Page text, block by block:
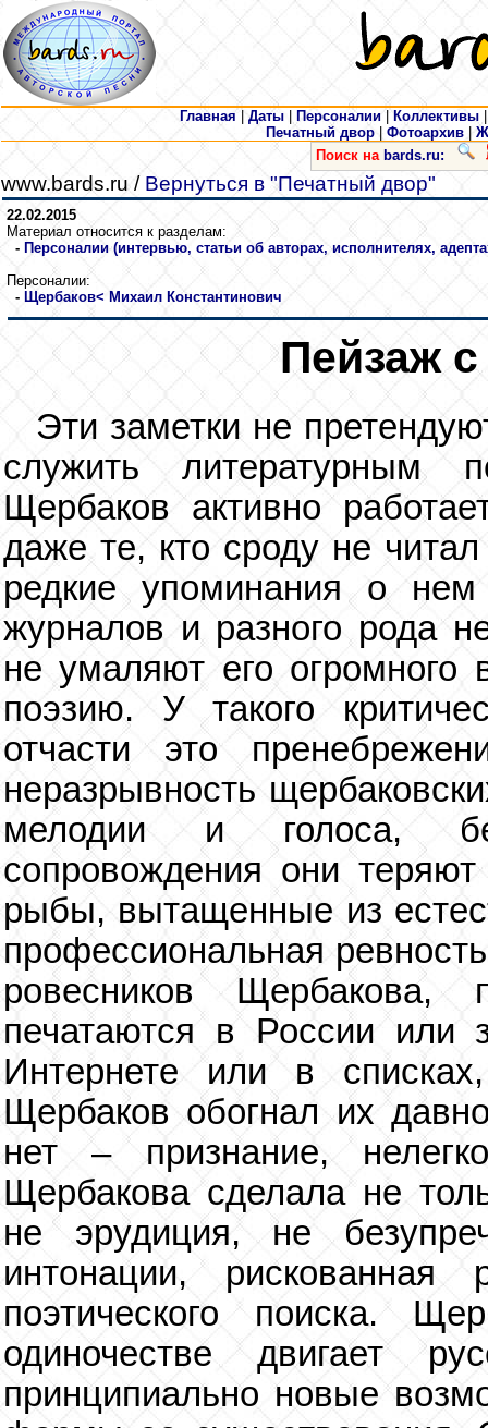
Главная Даты Персоналии Коллективы
Печатный двор| Фотоархив
Поиск на bards.ru:
www.bards.ru / Вернуться в "Печатный двор"
22.02.2015
Материал относится к разделам:
- Персоналии (интервью, статьи об авторах, исполнителях,
Персоналии:
- Щербаков< Михаил Константинович
Пейзаж
Эти заметки не
служить литературным
Щербаков активно
даже те, кто сроду не
редкие упоминания о нем
журналов и разного рода
не умаляют его огромного
поэзию. У такого
отчасти это
неразрывность
мелодии и голоса,
сопровождения они
рыбы, вытащенные из
профессиональная
ровесников
печатаются в России или
Интернете или в
Щербаков обогнал их
нет – признание,
Щербакова сделала не
не эрудиция, не
интонации,
поэтического поиска.
одиночестве двигает
принципиально новые